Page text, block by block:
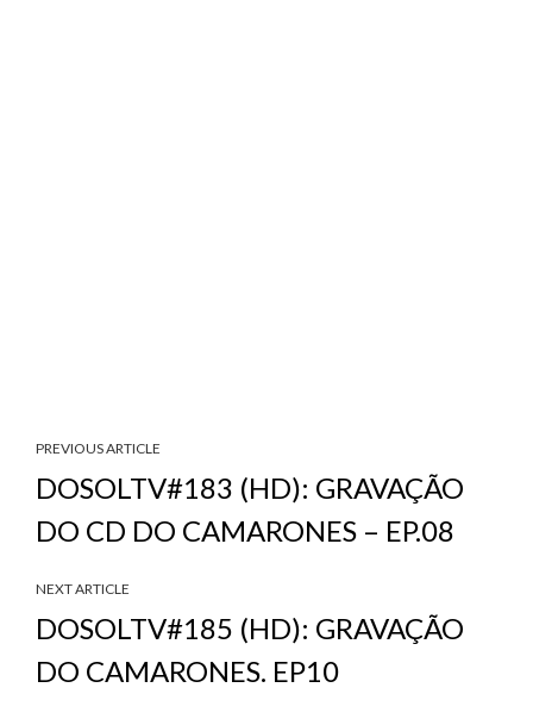
PREVIOUS ARTICLE
DOSOLTV#183 (HD): GRAVAÇÃO
DO CD DO CAMARONES – EP.08
NEXT ARTICLE
DOSOLTV#185 (HD): GRAVAÇÃO
DO CAMARONES. EP10